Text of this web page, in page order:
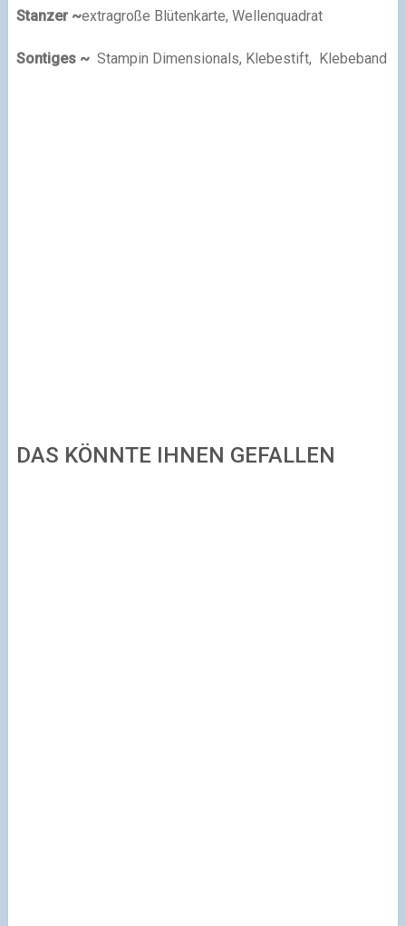
Stanzer ~extragroße Blütenkarte, Wellenquadrat
Sontiges ~Stampin Dimensionals, Klebestift, Klebeband
DAS KÖNNTE IHNEN GEFALLEN